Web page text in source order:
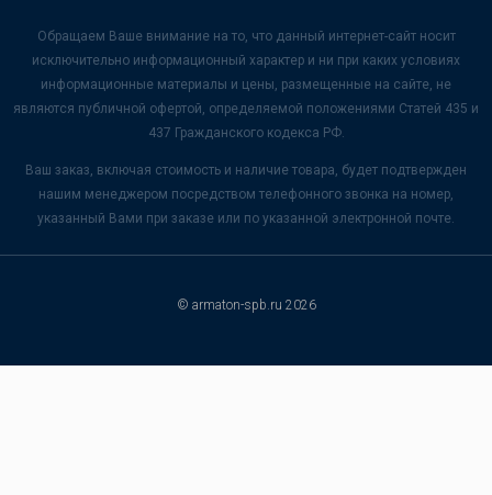
Обращаем Ваше внимание на то, что данный интернет-сайт носит
исключительно информационный характер и ни при каких условиях
информационные материалы и цены, размещенные на сайте, не
являются публичной офертой, определяемой положениями Статей 435 и
437 Гражданского кодекса РФ.
Ваш заказ, включая стоимость и наличие товара, будет подтвержден
нашим менеджером посредством телефонного звонка на номер,
указанный Вами при заказе или по указанной электронной почте.
© armaton-spb.ru 2026